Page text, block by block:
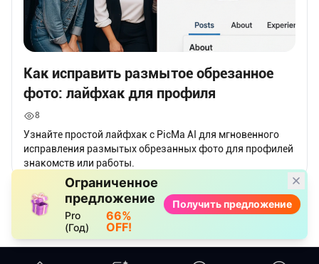
Как исправить размытое обрезанное
фото: лайфхак для профиля
8
Узнайте простой лайфхак с PicMa AI для мгновенного
исправления размытых обрезанных фото для профилей
знакомств или работы.
Ограниченное
предложение
Pro
(Год)
66%
OFF!
Получить предложение